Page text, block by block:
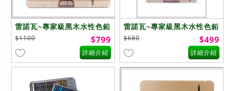
雷諾瓦~專家級黑木水性色鉛
筆~36色
$1100 $799
詳細介紹
雷諾瓦~專家級黑木水性色鉛
筆~24色
$680 $499
詳細介紹